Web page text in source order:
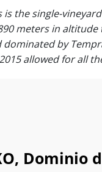
the single-
meters in
by
allowed for all
Dominio